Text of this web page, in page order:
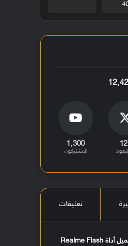
1٬300
المشتركون
تعليقات
تحميل أداة Realme Flash